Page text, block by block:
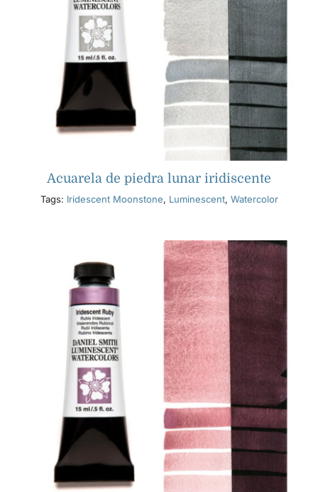
Acuarela de piedra lunar iridiscente
Tags: Iridescent Moonstone, Luminescent, Watercolor